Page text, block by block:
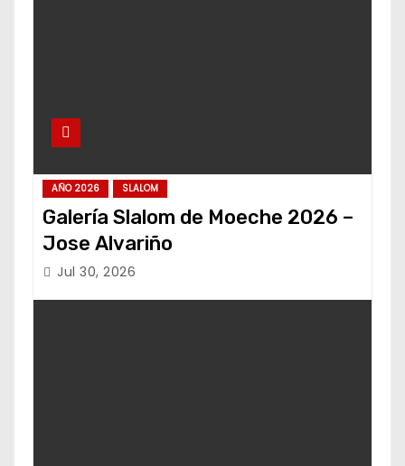
AÑO 2026 SLALOM
Galería Slalom de Moeche 2026 –
Jose Alvariño
Jul 30, 2026